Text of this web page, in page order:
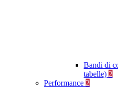
Bandi di
tabelle) 2
Performance 2